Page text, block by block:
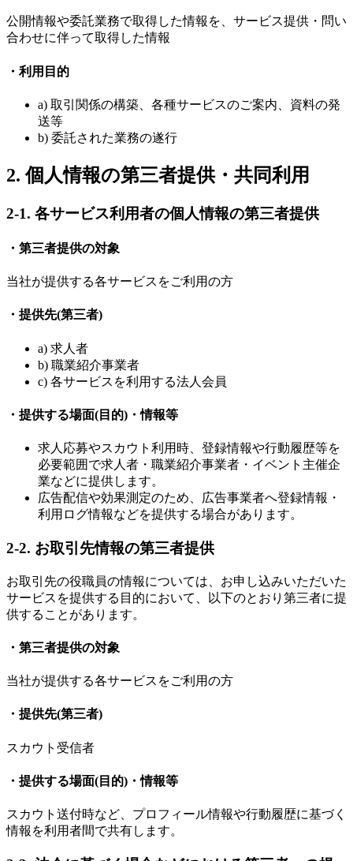
公開情報や委託業務で取得した情報を、サービス提供・問い
合わせに伴って取得した情報
・利用目的
a) 取引関係の構築、各種サービスのご案内、資料の発
送等
b) 委託された業務の遂行
2. 個人情報の第三者提供・共同利用
2-1. 各サービス利用者の個人情報の第三者提供
・第三者提供の対象
当社が提供する各サービスをご利用の方
・提供先(第三者)
a) 求人者
b) 職業紹介事業者
c) 各サービスを利用する法人会員
・提供する場面(目的)・情報等
求人応募やスカウト利用時、登録情報や行動履歴等を
必要範囲で求人者・職業紹介事業者・イベント主催企
業などに提供します。
広告配信や効果測定のため、広告事業者へ登録情報・
利用ログ情報などを提供する場合があります。
2-2. お取引先情報の第三者提供
お取引先の役職員の情報については、お申し込みいただいた
サービスを提供する目的において、以下のとおり第三者に提
供することがあります。
・第三者提供の対象
当社が提供する各サービスをご利用の方
・提供先(第三者)
スカウト受信者
・提供する場面(目的)・情報等
スカウト送付時など、プロフィール情報や行動履歴に基づく
情報を利用者間で共有します。